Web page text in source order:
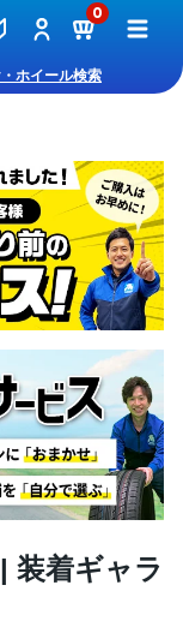
0
ホイール検索
装着ギャラ